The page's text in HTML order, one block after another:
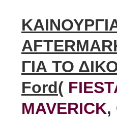
ΓΙΑ ΤΟ
Ford(
MAVERICK,